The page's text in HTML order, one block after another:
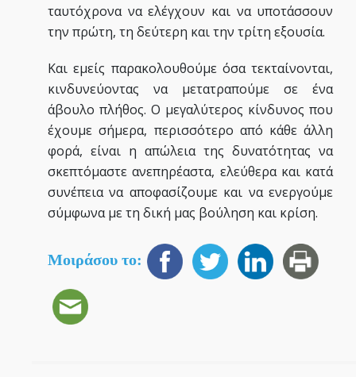
ταυτόχρονα να ελέγχουν και να υποτάσσουν
την πρώτη, τη δεύτερη και την τρίτη εξουσία.
Και εμείς παρακολουθούμε όσα τεκταίνονται,
κινδυνεύοντας να μετατραπούμε σε ένα
άβουλο πλήθος. Ο μεγαλύτερος κίνδυνος που
έχουμε σήμερα, περισσότερο από κάθε άλλη
φορά, είναι η απώλεια της δυνατότητας να
σκεπτόμαστε ανεπηρέαστα, ελεύθερα και κατά
συνέπεια να αποφασίζουμε και να ενεργούμε
σύμφωνα με τη δική μας βούληση και κρίση.
Μοιράσου το: